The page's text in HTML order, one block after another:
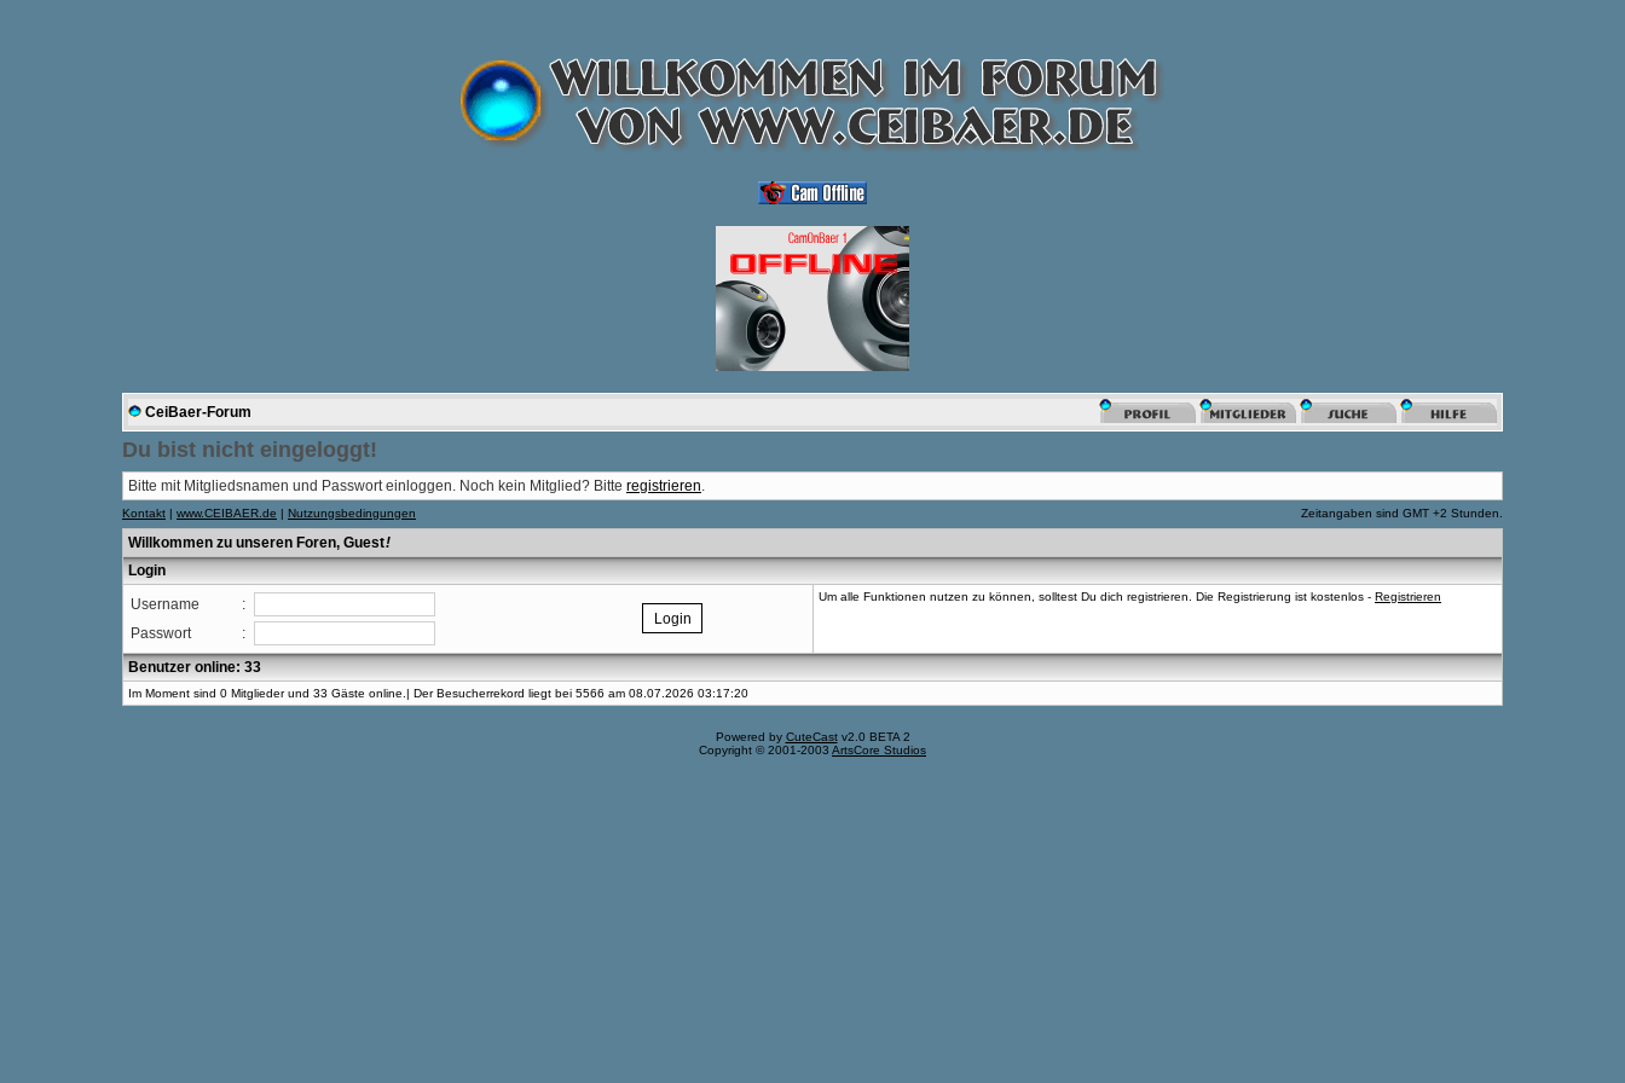
CeiBaer-Forum
Du bist nicht eingeloggt!
Bitte mit Mitgliedsnamen und Passwort einloggen. Noch kein Mitglied? Bitte registrieren.
Kontakt | www.CEIBAER.de | Nutzungsbedingungen Zeitangaben sind GMT +2 Stunden.
Willkommen zu unseren Foren, Guest!
Login
Username
:
Passwort
:
Um alle Funktionen nutzen zu können, solltest Du dich registrieren. Die Registrierung ist kostenlos - Registrieren
Benutzer online: 33
Im Moment sind 0 Mitglieder und 33 Gäste online.| Der Besucherrekord liegt bei 5566 am 08.07.2026 03:17:20
Powered by CuteCastv2.0 BETA 2
Copyright © 2001-2003 ArtsCore Studios